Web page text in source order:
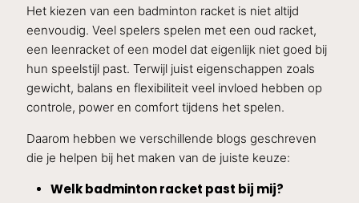
Het kiezen van een badminton racket is niet altijd
eenvoudig. Veel spelers spelen met een oud racket,
een leenracket of een model dat eigenlijk niet goed bij
hun speelstijl past. Terwijl juist eigenschappen zoals
gewicht, balans en flexibiliteit veel invloed hebben op
controle, power en comfort tijdens het spelen.
Daarom hebben we verschillende blogs geschreven
die je helpen bij het maken van de juiste keuze:
Welk badminton racket past bij mij?